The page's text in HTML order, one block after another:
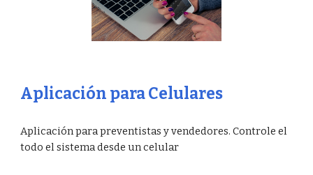
Aplicación para Celulares
Aplicación para preventistas y vendedores. Controle el
todo el sistema desde un celular